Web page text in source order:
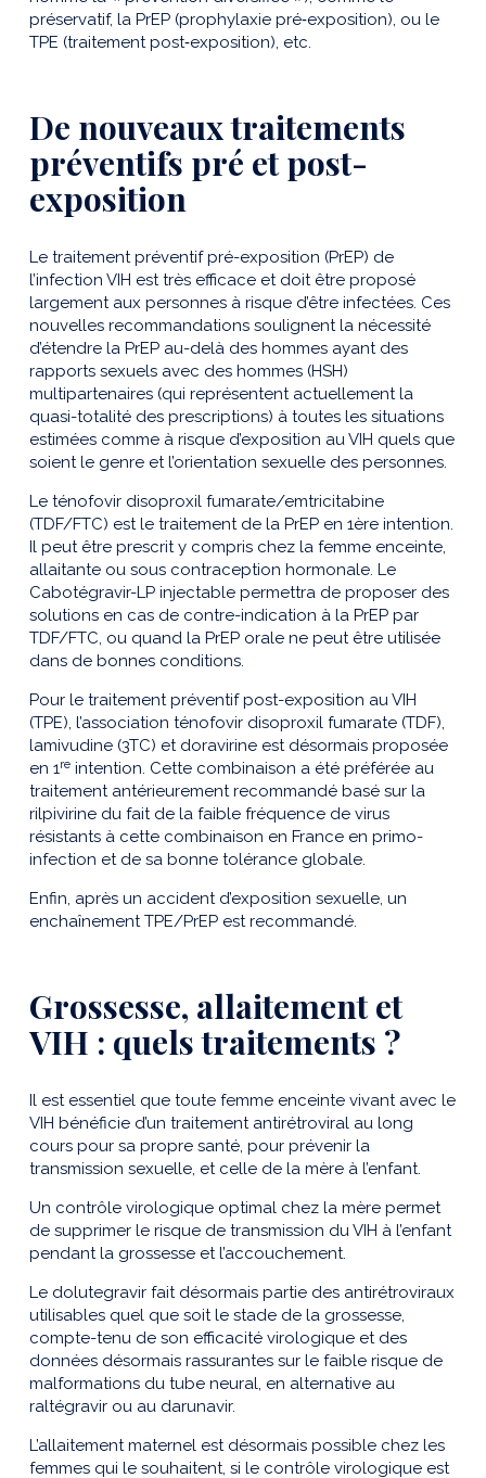
préservatif, la PrEP (prophylaxie pré‑exposition), ou le
TPE (traitement post‑exposition), etc.
De nouveaux traitements
préventifs pré et post-
exposition
Le traitement préventif pré-exposition (PrEP) de
l’infection VIH est très efficace et doit être proposé
largement aux personnes à risque d’être infectées. Ces
nouvelles recommandations soulignent la nécessité
d’étendre la PrEP au-delà des hommes ayant des
rapports sexuels avec des hommes (HSH)
multipartenaires (qui représentent actuellement la
quasi-totalité des prescriptions) à toutes les situations
estimées comme à risque d’exposition au VIH quels que
soient le genre et l’orientation sexuelle des personnes.
Le ténofovir disoproxil fumarate/emtricitabine
(TDF/FTC) est le traitement de la PrEP en 1ère intention.
Il peut être prescrit y compris chez la femme enceinte,
allaitante ou sous contraception hormonale. Le
Cabotégravir-LP injectable permettra de proposer des
solutions en cas de contre-indication à la PrEP par
TDF/FTC, ou quand la PrEP orale ne peut être utilisée
dans de bonnes conditions.
Pour le traitement préventif post-exposition au VIH
(TPE), l’association ténofovir disoproxil fumarate (TDF),
lamivudine (3TC) et doravirine est désormais proposée
en 1re intention. Cette combinaison a été préférée au
traitement antérieurement recommandé basé sur la
rilpivirine du fait de la faible fréquence de virus
résistants à cette combinaison en France en primo-
infection et de sa bonne tolérance globale.
Enfin, après un accident d’exposition sexuelle, un
enchaînement TPE/PrEP est recommandé.
Grossesse, allaitement et
VIH : quels traitements ?
Il est essentiel que toute femme enceinte vivant avec le
VIH bénéficie d’un traitement antirétroviral au long
cours pour sa propre santé, pour prévenir la
transmission sexuelle, et celle de la mère à l’enfant.
Un contrôle virologique optimal chez la mère permet
de supprimer le risque de transmission du VIH à l’enfant
pendant la grossesse et l’accouchement.
Le dolutegravir fait désormais partie des antirétroviraux
utilisables quel que soit le stade de la grossesse,
compte-tenu de son efficacité virologique et des
données désormais rassurantes sur le faible risque de
malformations du tube neural, en alternative au
raltégravir ou au darunavir.
L’allaitement maternel est désormais possible chez les
femmes qui le souhaitent, si le contrôle virologique est